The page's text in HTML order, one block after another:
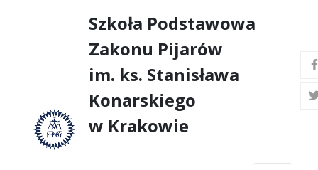
Szkoła Podstawowa
Zakonu Pijarów
im. ks. Stanisława
Konarskiego
w Krakowie